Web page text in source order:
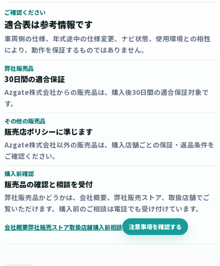
ご確認ください
適合表は参考情報です
車両側の仕様、年式途中の仕様変更、ナビ状態、使用環境との相性
により、動作を保証するものではありません。
弊社販売品
30日間の適合保証
Azgate株式会社からの販売品は、購入後30日間の適合保証対象で
す。
その他の販売品
販売店ポリシーに準じます
Azgate株式会社以外の販売品は、購入店舗ごとの保証・返品条件を
ご確認ください。
購入前確認
販売品の確認と相談を受付
弊社販売品かどうかは、会社概要、弊社販売ストア、取扱店舗でご
覧いただけます。購入前のご相談は電話でも受け付けています。
会社概要弊社販売ストア取扱店舗購入前相談 注意事項を確認する